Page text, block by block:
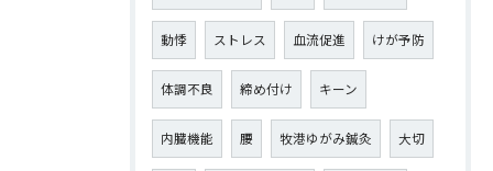
動悸 ストレス 血流促進 けが予防
体調不良 締め付け キーン
内臓機能 腰 牧港ゆがみ鍼灸 大切